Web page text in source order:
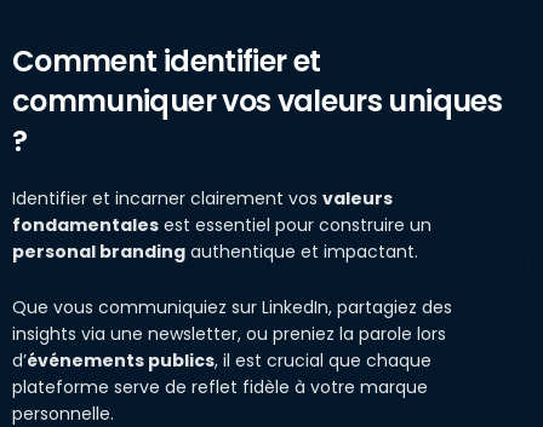
Comment identifier et
communiquer vos valeurs uniques
?
Identifier et incarner clairement vos valeurs
fondamentales est essentiel pour construire un
personal branding authentique et impactant.
Que vous communiquiez sur LinkedIn, partagiez des
insights via une newsletter, ou preniez la parole lors
d’événements publics, il est crucial que chaque
plateforme serve de reflet fidèle à votre marque
personnelle.